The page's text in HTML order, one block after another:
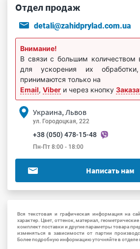
Отдел продаж
detali@zahidprylad.com.ua
Внимание!
В связи с большим количеством
для ускорения их
принимаются только на
Email, Viber и через кнопку
Украина, Львов
ул. Городоцкая, 222
+38 (050) 478-15-48
Пн-Пт 8:00 - 18:00
Написать нам
Вся текстовая и графическая информация на
характер. Цвет, оттенок, материал,
комплект поставки и другие параметры товара
изменяться в зависимости от партии
Более подробную информацию уточняйте в отделе